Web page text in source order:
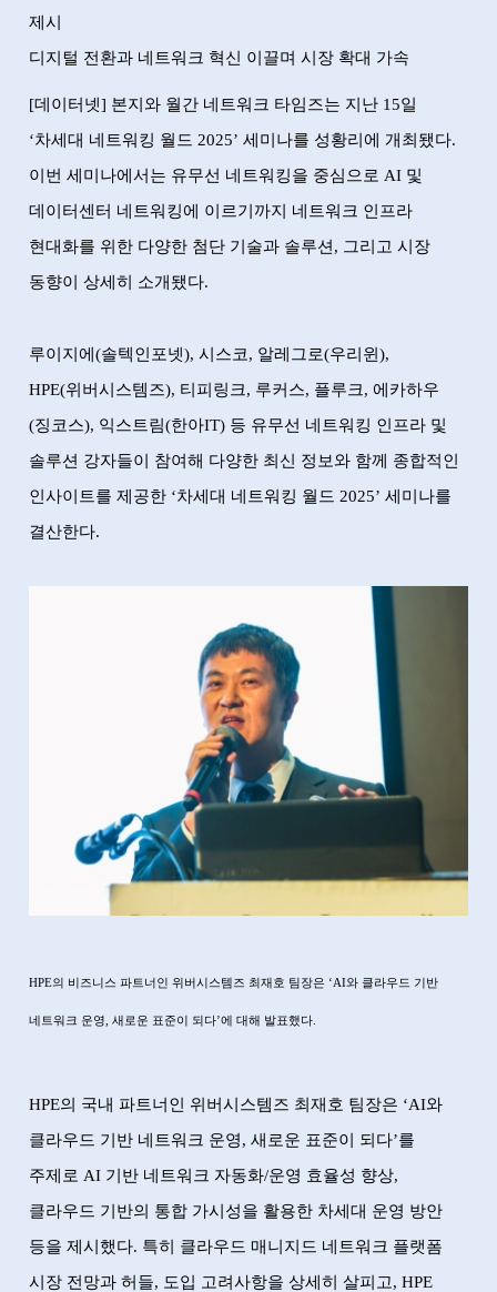
제시
디지털 전환과 네트워크 혁신 이끌며 시장 확대 가속
[데이터넷] 본지와 월간 네트워크 타임즈는 지난 15일
‘차세대 네트워킹 월드 2025’세미나를 성황리에 개최됐다.
이번 세미나에서는 유무선 네트워킹을 중심으로 AI 및
데이터센터 네트워킹에 이르기까지 네트워크 인프라
현대화를 위한 다양한 첨단 기술과 솔루션, 그리고 시장
동향이 상세히 소개됐다.
루이지에(솔텍인포넷),시스코, 알레그로(우리윈),
HPE(위버시스템즈), 티피링크, 루커스, 플루크,에카하우
(징코스), 익스트림(한아IT) 등 유무선 네트워킹 인프라 및
솔루션 강자들이 참여해 다양한 최신 정보와 함께 종합적인
인사이트를 제공한 ‘차세대 네트워킹 월드 2025’세미나를
결산한다.
HPE의 비즈니스 파트너인 위버시스템즈 최재호 팀장은 ‘AI와 클라우드 기반
네트워크 운영 ,새로운 표준이 되다’에 대해 발표했다
HPE의 국내 파트너인 위버시스템즈 최재호 팀장은 ‘AI와
클라우드 기반 네트워크 운영,새로운 표준이 되다’를
주제로 AI 기반 네트워크 자동화/운영 효율성 향상,
클라우드 기반의 통합 가시성을 활용한 차세대 운영 방안
등을 제시했다. 특히 클라우드 매니지드 네트워크 플랫폼
시장 전망과 허들, 도입 고려사항을 상세히 살피고, HPE